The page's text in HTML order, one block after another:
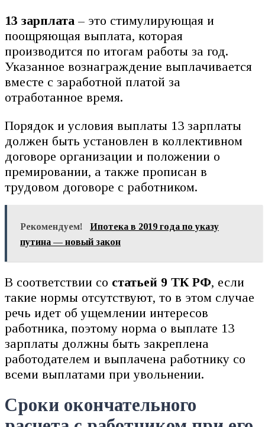
13 зарплата – это стимулирующая и
поощряющая выплата, которая
производится по итогам работы за год.
Указанное вознаграждение выплачивается
вместе с заработной платой за
отработанное время.
Порядок и условия выплаты 13 зарплаты
должен быть установлен в коллективном
договоре организации и положении о
премировании, а также прописан в
трудовом договоре с работником.
Рекомендуем!
Ипотека в 2019 года по указу
путина — новый закон
В соответствии со статьей 9 ТК РФ, если
такие нормы отсутствуют, то в этом случае
речь идет об ущемлении интересов
работника, поэтому норма о выплате 13
зарплаты должны быть закреплена
работодателем и выплачена работнику со
всеми выплатами при увольнении.
Сроки окончательного